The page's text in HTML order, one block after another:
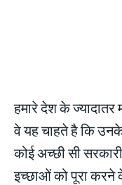
हमारे देश के ज्यादातर
वे यह चाहते है कि
कोई अच्छी सी
इच्छाओं को पूरा करने